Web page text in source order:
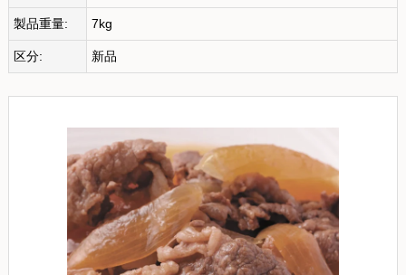
製品重量: 7kg
区分: 新品